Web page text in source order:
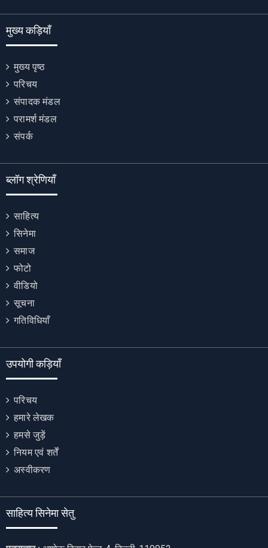
मुख्य कड़ियाँ
मुख्य पृष्ठ
परिचय
संपादक मंडल
परामर्श मंडल
संपर्क
ब्लॉग श्रेणियाँ
साहित्य
सिनेमा
समाज
फोटो
वीडियो
सूचना
गतिविधियाँ
उपयोगी कड़ियाँ
परिचय
हमारे लेखक
हमसे जुड़ें
नियम एवं शर्तें
अस्वीकरण
साहित्य सिनेमा सेतु